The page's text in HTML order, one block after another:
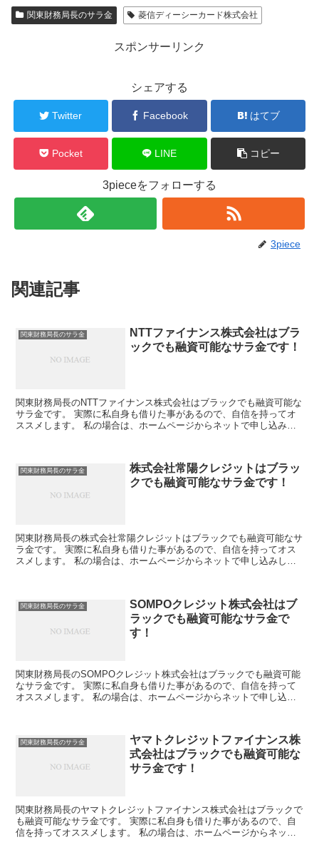
関東財務局長のサラ金 菱信ディーシーカード株式会社
スポンサーリンク
シェアする
Twitter Facebook はてブ
Pocket LINE コピー
3pieceをフォローする
3piece
関連記事
関東財務局長のサラ金
NTTファイナンス株式会社はブラ
ックでも融資可能なサラ金です！
関東財務局長のNTTファイナンス株式会社はブラックでも融資可能な
サラ金です。 実際に私自身も借りた事があるので、自信を持ってオ
ススメします。 私の場合は、ホームページからネットで申し込みし
関東財務局長のサラ金
株式会社常陽クレジットはブラッ
クでも融資可能なサラ金です！
関東財務局長の株式会社常陽クレジットはブラックでも融資可能なサ
ラ金です。 実際に私自身も借りた事があるので、自信を持ってオス
スメします。 私の場合は、ホームページからネットで申し込みした
関東財務局長のサラ金
SOMPOクレジット株式会社はブ
ラックでも融資可能なサラ金で
す！
関東財務局長のSOMPOクレジット株式会社はブラックでも融資可能
なサラ金です。 実際に私自身も借りた事があるので、自信を持って
オススメします。 私の場合は、ホームページからネットで申し込み
関東財務局長のサラ金
ヤマトクレジットファイナンス株
式会社はブラックでも融資可能な
サラ金です！
関東財務局長のヤマトクレジットファイナンス株式会社はブラックで
も融資可能なサラ金です。 実際に私自身も借りた事があるので、自
信を持ってオススメします。 私の場合は、ホームページからネット